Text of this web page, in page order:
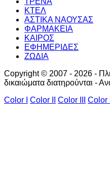
ΚΤΕΛ
ΑΣΤΙΚΑ ΝΑΟΥΣΑΣ
ΦΑΡΜΑΚΕΙΑ
ΚΑΙΡΟΣ
ΕΦΗΜΕΡΙΔΕΣ
ΖΩΔΙΑ
Copyright © 2007 - 2026 -
δικαιώματα διατηρούνται -
Color I
Color II Color III Color